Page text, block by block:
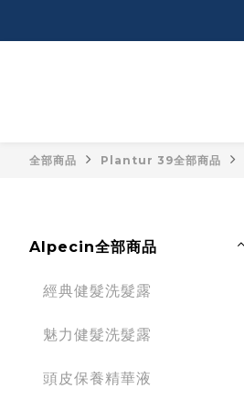
全部商品 Plantur 39全部商品
Alpecin全部商品
經典健髮洗髮露
魅力健髮洗髮露
頭皮保養精華液